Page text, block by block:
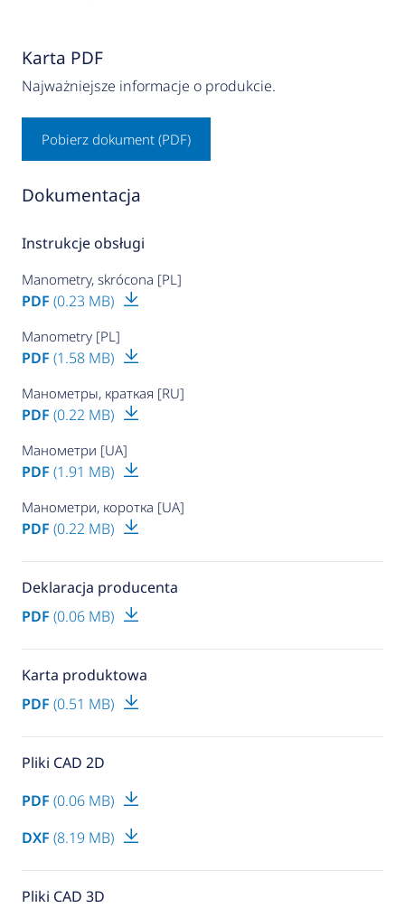
Karta PDF
Najważniejsze informacje o produkcie.
Pobierz dokument (PDF)
Dokumentacja
Instrukcje obsługi
Manometry, skrócona [PL]
PDF (0.23 MB)
Manometry [PL]
PDF (1.58 MB)
Манометры, краткая [RU]
PDF (0.22 MB)
Манометри [UA]
PDF (1.91 MB)
Манометри, коротка [UA]
PDF (0.22 MB)
Deklaracja producenta
PDF (0.06 MB)
Karta produktowa
PDF (0.51 MB)
Pliki CAD 2D
PDF (0.06 MB)
DXF (8.19 MB)
Pliki CAD 3D